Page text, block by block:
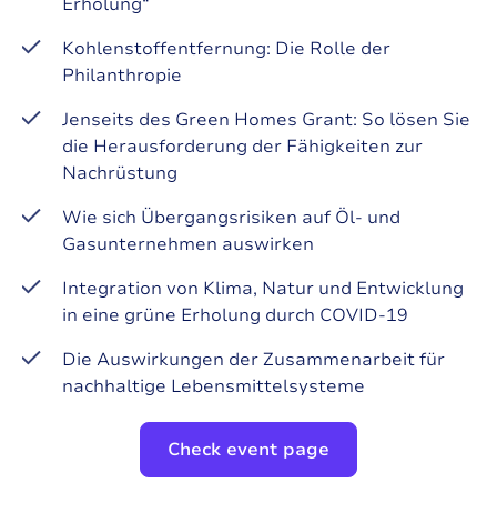
Kohlenstoffentfernung: Die Rolle der
Philanthropie
Jenseits des Green Homes Grant: So lösen Sie
die Herausforderung der Fähigkeiten zur
Nachrüstung
Wie sich Übergangsrisiken auf Öl- und
Gasunternehmen auswirken
Integration von Klima, Natur und Entwicklung
in eine grüne Erholung durch COVID-19
Die Auswirkungen der Zusammenarbeit für
nachhaltige Lebensmittelsysteme
Check event page